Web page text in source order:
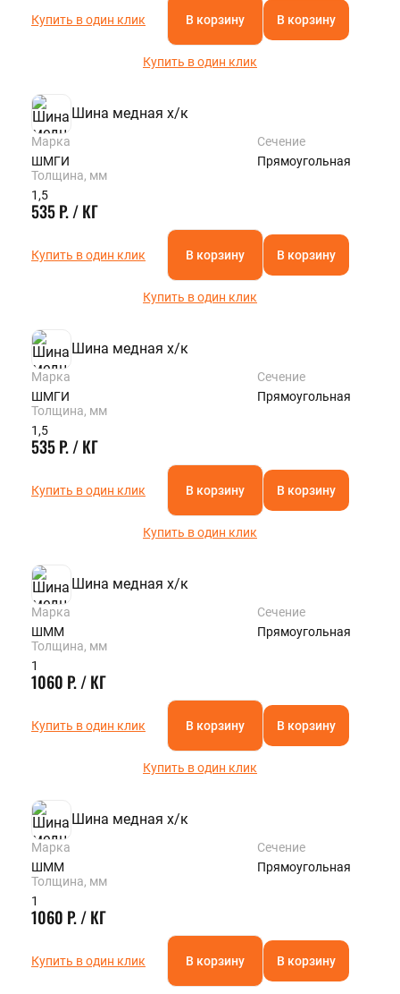
Купить в один клик В корзину В корзину
Купить в один клик
Шина медная х/к
Марка
ШМГИ
Сечение
Прямоугольная
Толщина, мм
1,5
535 Р. / КГ
Купить в один клик В корзину В корзину
Купить в один клик
Шина медная х/к
Марка
ШМГИ
Сечение
Прямоугольная
Толщина, мм
1,5
535 Р. / КГ
Купить в один клик В корзину В корзину
Купить в один клик
Шина медная х/к
Марка
ШММ
Сечение
Прямоугольная
Толщина, мм
1
1060 Р. / КГ
Купить в один клик В корзину В корзину
Купить в один клик
Шина медная х/к
Марка
ШММ
Сечение
Прямоугольная
Толщина, мм
1
1060 Р. / КГ
Купить в один клик В корзину В корзину